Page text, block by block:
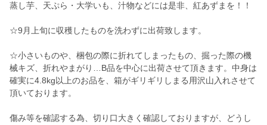
蒸し芋、天ぷら・大学いも、汁物などには是非、紅あずまを！！
☆9月上旬に収穫したものを洗わずに出荷致します。
☆小さいものや、梱包の際に折れてしまったもの、掘った際の機
械キズ、折れやまがり…B品を中心に出荷させて頂きます。中身は
確実に4.8kg以上のお品を、箱がギリギリしまる用沢山入れさせて
頂いております。
傷み等を確認する為、切り口大きく確認しておりますが、どうし